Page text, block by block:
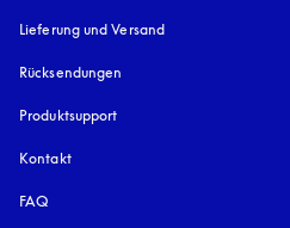
Lieferung und Versand
Rücksendungen
Produktsupport
Kontakt
FAQ